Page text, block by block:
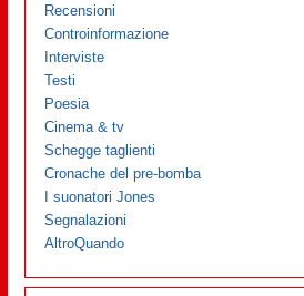
Recensioni
Controinformazione
Interviste
Testi
Poesia
Cinema & tv
Schegge taglienti
Cronache del pre-bomba
I suonatori Jones
Segnalazioni
AltroQuando